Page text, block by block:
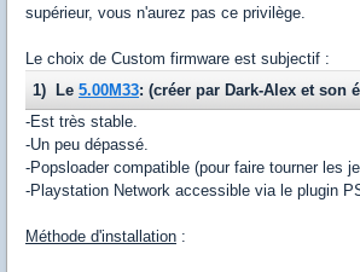
supérieur, vous n'aurez pas ce privilège.
Le choix de Custom firmware est subjectif :
1) Le 5.00M33: (créer par Dark-Alex et son
-Est très stable.
-Un peu dépassé.
-Popsloader compatible (pour faire tourner les
-Playstation Network accessible via le plugin
Méthode d'installation :